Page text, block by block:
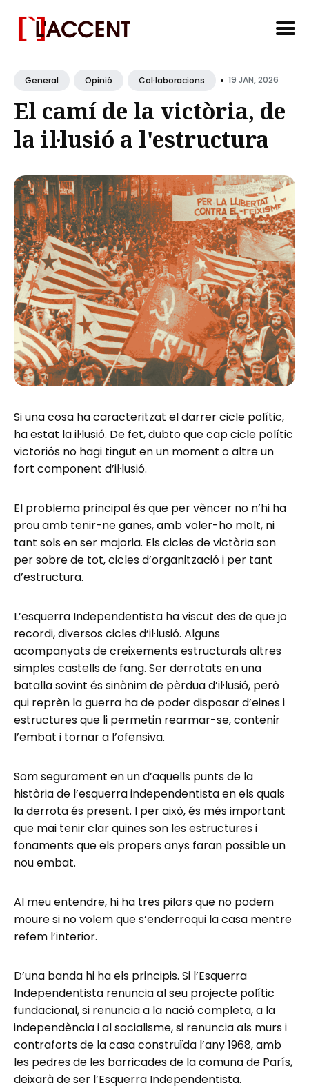
for
Blog
General Opinió Col·laboracions • 19 JAN, 2026
El camí de la victòria, de
la il·lusió a l'estructura
Si una cosa ha caracteritzat el darrer cicle polític,
ha estat la il·lusió. De fet, dubto que cap cicle polític
victoriós no hagi tingut en un moment o altre un
fort component d’il·lusió.
El problema principal és que per vèncer no n’hi ha
prou amb tenir-ne ganes, amb voler-ho molt, ni
tant sols en ser majoria. Els cicles de victòria son
per sobre de tot, cicles d’organització i per tant
d’estructura.
L’esquerra Independentista ha viscut des de que jo
recordi, diversos cicles d’il·lusió. Alguns
acompanyats de creixements estructurals altres
simples castells de fang. Ser derrotats en una
batalla sovint és sinònim de pèrdua d’il·lusió, però
qui reprèn la guerra ha de poder disposar d’eines i
estructures que li permetin rearmar-se, contenir
l’embat i tornar a l’ofensiva.
Som segurament en un d’aquells punts de la
història de l’esquerra independentista en els quals
la derrota és present. I per això, és més important
que mai tenir clar quines son les estructures i
fonaments que els propers anys faran possible un
nou embat.
Al meu entendre, hi ha tres pilars que no podem
moure si no volem que s’enderroqui la casa mentre
refem l’interior.
D’una banda hi ha els principis. Si l’Esquerra
Independentista renuncia al seu projecte polític
fundacional, si renuncia a la nació completa, a la
independència i al socialisme, si renuncia als murs i
contraforts de la casa construïda l’any 1968, amb
les pedres de les barricades de la comuna de París,
deixarà de ser l’Esquerra Independentista.